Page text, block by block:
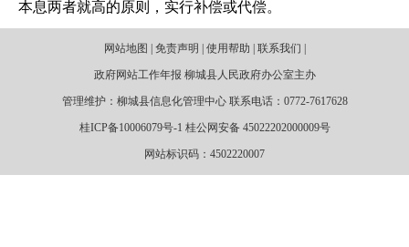
本息两者就高的原则，实行补偿或代偿。
网站地图 | 免责声明 | 使用帮助 | 联系我们 |
政府网站工作年报 柳城县人民政府办公室主办
管理维护：柳城县信息化管理中心 联系电话：0772-7617628
桂ICP备10006079号-1 桂公网安备 45022202000009号
网站标识码：4502220007